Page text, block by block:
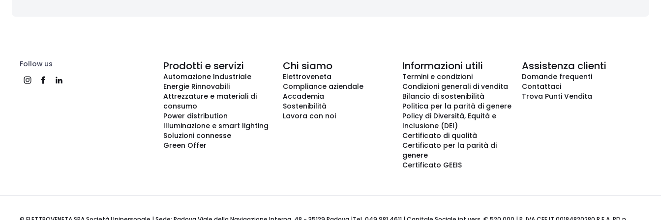
Follow us Prodotti e servizi
Automazione Industriale
Energie Rinnovabili
Attrezzature e materiali di
consumo
Power distribution
Illuminazione e smart lighting
Soluzioni connesse
Green Offer
Chi siamo
Elettroveneta
Compliance aziendale
Accademia
Sostenibilità
Lavora con noi
Informazioni utili
Termini e condizioni
Condizioni generali di vendita
Bilancio di sostenibilità
Politica per la parità di genere
Policy di Diversità, Equità e
Inclusione (DEI)
Certificato di qualità
Certificato per la parità di
genere
Certificato GEEIS
Assistenza clienti
Domande frequenti
Contattaci
Trova Punti Vendita